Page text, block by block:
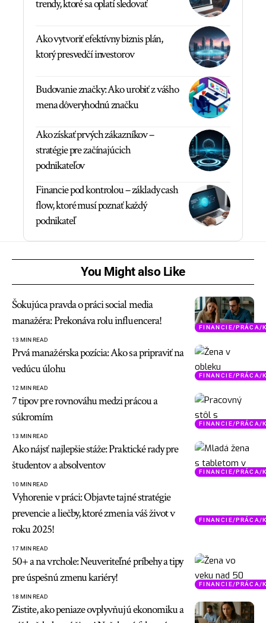
trendy, ktoré sa oplatí sledovať
Ako vytvoriť efektívny biznis plán,
ktorý presvedčí investorov
Budovanie značky: Ako urobiť z vášho
mena dôveryhodnú značku
Ako získať prvých zákazníkov –
stratégie pre začínajúcich
podnikateľov
Financie pod kontrolou – základy cash
flow, ktoré musí poznať každý
podnikateľ
You Might also Like
FINANCIE/PRÁCA/
Šokujúca pravda o práci social media
manažéra: Prekonáva rolu influencera!
13 MIN READ
FINANCIE/PRÁCA/
Prvá manažérska pozícia: Ako sa pripraviť na
vedúcu úlohu
12 MIN READ
FINANCIE/PRÁCA/
7 tipov pre rovnováhu medzi prácou a
súkromím
13 MIN READ
FINANCIE/PRÁCA/
Ako nájsť najlepšie stáže: Praktické rady pre
študentov a absolventov
10 MIN READ
FINANCIE/PRÁCA/
Vyhorenie v práci: Objavte tajné stratégie
prevencie a liečby, ktoré zmenia váš život v
roku 2025!
17 MIN READ
FINANCIE/PRÁCA/
50+ a na vrchole: Neuveriteľné príbehy a tipy
pre úspešnú zmenu kariéry!
18 MIN READ
Zistite, ako peniaze ovplyvňujú ekonomiku a